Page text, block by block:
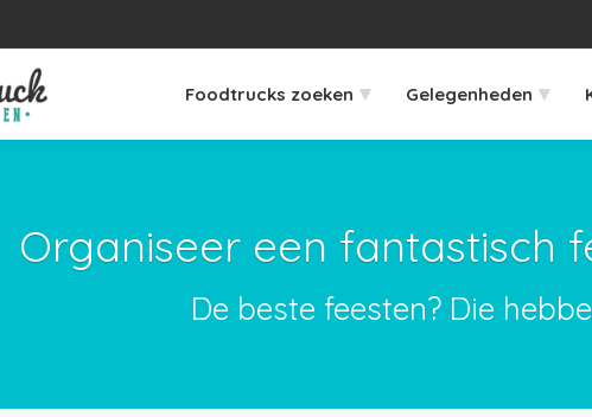
Foodtrucks zoeken ▾ Gelegenheden ▾
Organiseer een fantastisch
De beste feesten? Die